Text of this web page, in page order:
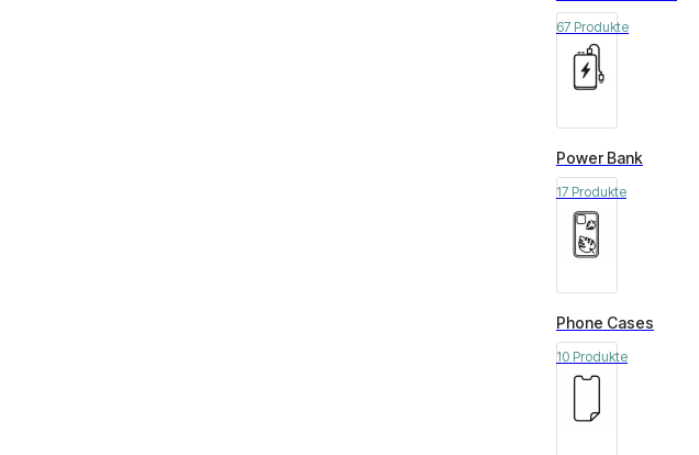
67 Produkte
Power Bank
17 Produkte
Phone Cases
10 Produkte